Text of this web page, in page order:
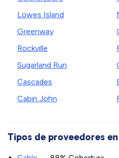
Lowes Island
Greenway
Rockville
Sugarland Run
Cascades
Cabin John
Tipos de proveedores